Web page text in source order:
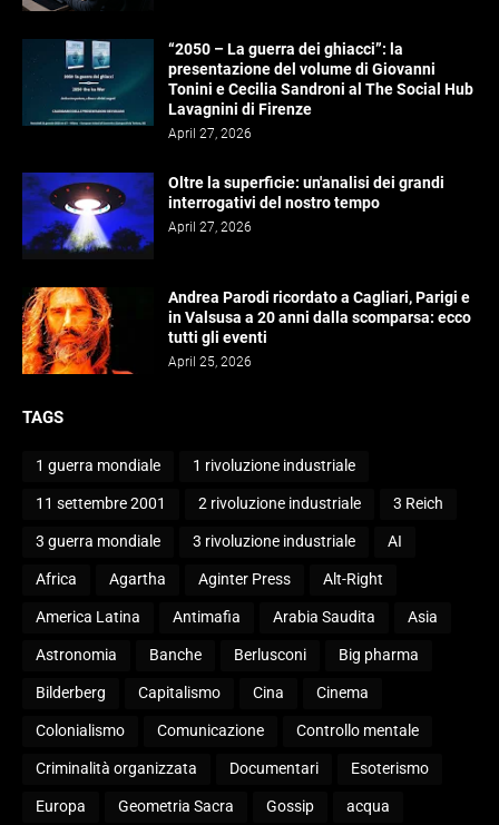
“2050 – La guerra dei ghiacci”: la
presentazione del volume di Giovanni
Tonini e Cecilia Sandroni al The Social Hub
Lavagnini di Firenze
April 27, 2026
Oltre la superficie: un'analisi dei grandi
interrogativi del nostro tempo
April 27, 2026
Andrea Parodi ricordato a Cagliari, Parigi e
in Valsusa a 20 anni dalla scomparsa: ecco
tutti gli eventi
April 25, 2026
TAGS
1 guerra mondiale 1 rivoluzione industriale
11 settembre 2001 2 rivoluzione industriale 3 Reich
3 guerra mondiale 3 rivoluzione industriale AI
Africa Agartha Aginter Press Alt-Right
America Latina Antimafia Arabia Saudita Asia
Astronomia Banche Berlusconi Big pharma
Bilderberg Capitalismo Cina Cinema
Colonialismo Comunicazione Controllo mentale
Criminalità organizzata Documentari Esoterismo
Europa Geometria Sacra Gossip acqua